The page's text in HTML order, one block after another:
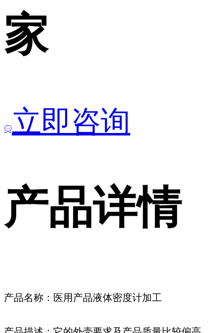
家
立即咨询
产品详情
产品名称：医用产品液体密度计加工